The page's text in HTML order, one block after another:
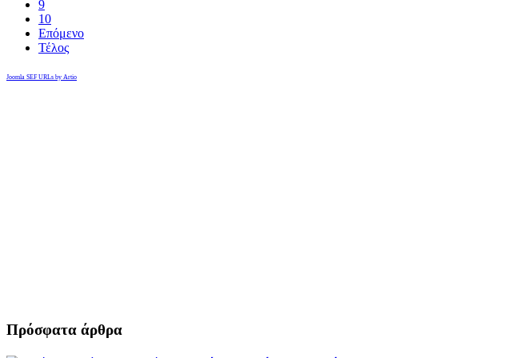
9
10
Επόμενο
Τέλος
Joomla SEF URLs by Artio
Πρόσφατα άρθρα